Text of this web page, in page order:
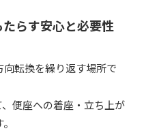
らす安心と必要性
向転換を繰り返す場所で
便座への着座・立ち上が